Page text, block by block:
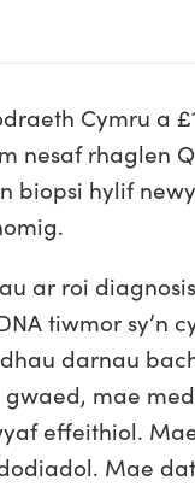
Cymru a
nesaf rhaglen
biopsi hylif
ar roi
tiwmor sy’n
darnau
mae
effeithiol.
Mae